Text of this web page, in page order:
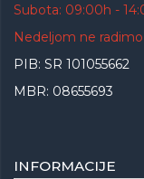
Subota: 09:00h -
Nedeljom ne radimo
PIB: SR 101055662
MBR: 08655693
INFORMACIJE